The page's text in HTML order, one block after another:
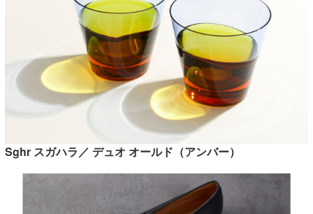
Sghr スガハラ／ デュオ オールド（アンバー）